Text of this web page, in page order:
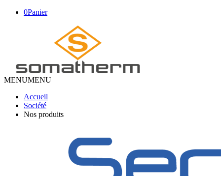
0Panier
MENUMENU
Accueil
Société
Nos produits